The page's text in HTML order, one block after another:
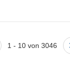
1 - 10 von 3046